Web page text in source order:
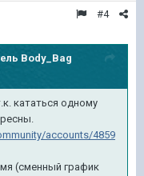
#4
Body_Bag
кататься одному
accounts/4859
(сменный график